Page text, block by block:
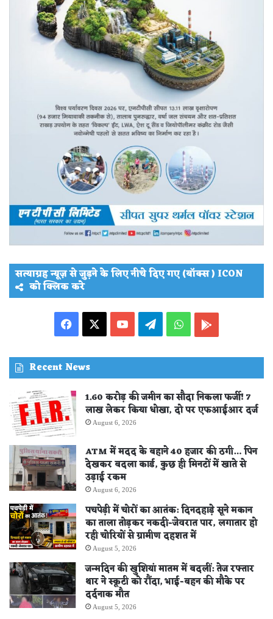
सत्याग्रह न्यूज़ से जुड़ने के लिए नीचे दिए गए (बॉक्स ) ICON
को क्लिक करे
Facebook YouTubeTelegramWhatsApp
Recent News
1.60 करोड़ की जमीन का सौदा निकला फर्जी! 7
लाख लेकर किया धोखा, दो पर एफआईआर दर्ज
August 6, 2026
ATM में मदद के बहाने 40 हजार की ठगी… पिन
देखकर बदला कार्ड, कुछ ही मिनटों में खाते से
उड़ाई रकम
August 6, 2026
पचपेड़ी में चोरों का आतंक: दिनदहाड़े सूने मकान
का ताला तोड़कर नकदी-जेवरात पार, लगातार हो
रही चोरियों से ग्रामीण दहशत में
August 5, 2026
जन्मदिन की खुशियां मातम में बदलीं: तेज रफ्तार
थार ने स्कूटी को रौंदा, भाई-बहन की मौके पर
दर्दनाक मौत
August 5, 2026